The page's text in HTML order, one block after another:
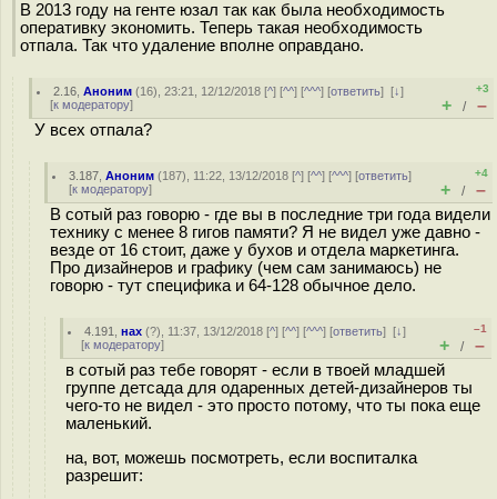
В 2013 году на генте юзал так как была необходимость
оперативку экономить. Теперь такая необходимость
отпала. Так что удаление вполне оправдано.
2.16 ,Аноним (16), 23:21, 12/12/2018 [^] [^^] [^^^] [ответить][↓]
[к модератору]
+3
+ / –
У всех отпала?
3.187 ,Аноним (187), 11:22, 13/12/2018 [^] [^^] [^^^] [ответить]
[к модератору]
+4
+ / –
В сотый раз говорю - где вы в последние три года видели
технику с менее 8 гигов памяти? Я не видел уже давно -
везде от 16 стоит, даже у бухов и отдела маркетинга.
Про дизайнеров и графику (чем сам занимаюсь) не
говорю - тут специфика и 64-128 обычное дело.
4.191 ,нах (?), 11:37, 13/12/2018 [^] [^^] [^^^] [ответить][↓]
[к модератору]
–1
+ / –
в сотый раз тебе говорят - если в твоей младшей
группе детсада для одаренных детей-дизайнеров ты
чего-то не видел - это просто потому, что ты пока еще
маленький.
на, вот, можешь посмотреть, если воспиталка
разрешит: